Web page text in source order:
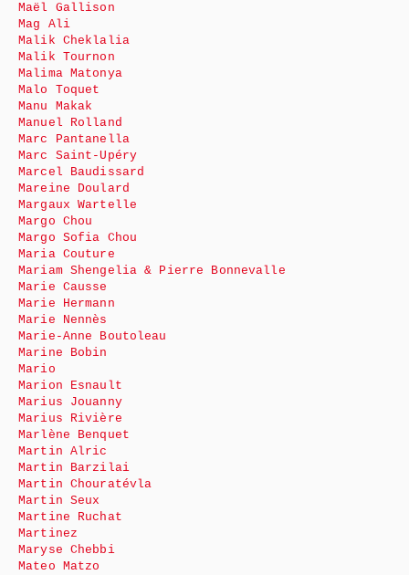
Maël Gallison
Mag Ali
Malik Cheklalia
Malik Tournon
Malima Matonya
Malo Toquet
Manu Makak
Manuel Rolland
Marc Pantanella
Marc Saint-Upéry
Marcel Baudissard
Mareine Doulard
Margaux Wartelle
Margo Chou
Margo Sofia Chou
Maria Couture
Mariam Shengelia & Pierre Bonnevalle
Marie Causse
Marie Hermann
Marie Nennès
Marie-Anne Boutoleau
Marine Bobin
Mario
Marion Esnault
Marius Jouanny
Marius Rivière
Marlène Benquet
Martin Alric
Martin Barzilai
Martin Chouratévla
Martin Seux
Martine Ruchat
Martinez
Maryse Chebbi
Mateo Matzo